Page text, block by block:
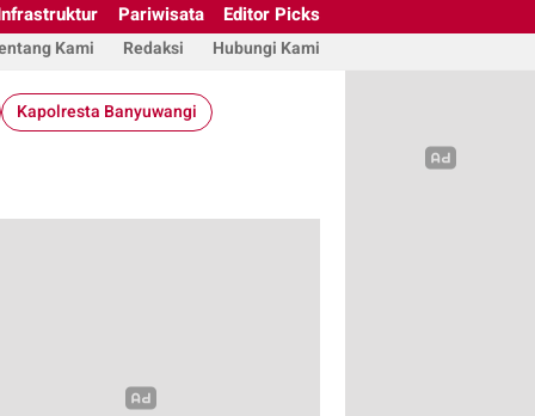
Pariwisata Editor Picks
Kami Redaksi Hubungi Kami
Kapolresta Banyuwangi